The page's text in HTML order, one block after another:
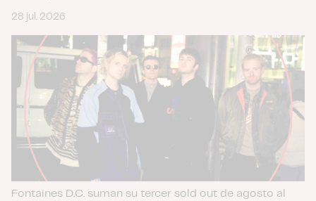
28 jul. 2026
Fontaines D.C. suman su tercer sold out de agosto al